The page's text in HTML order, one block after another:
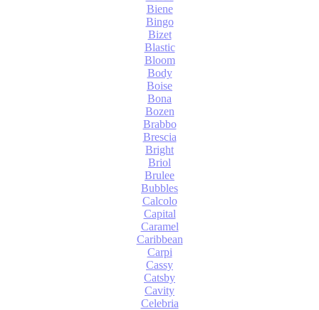
Biene
Bingo
Bizet
Blastic
Bloom
Body
Boise
Bona
Bozen
Brabbo
Brescia
Bright
Briol
Brulee
Bubbles
Calcolo
Capital
Caramel
Caribbean
Carpi
Cassy
Catsby
Cavity
Celebria